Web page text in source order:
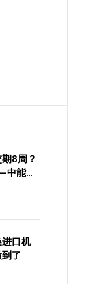
8周？
能制
口机
了